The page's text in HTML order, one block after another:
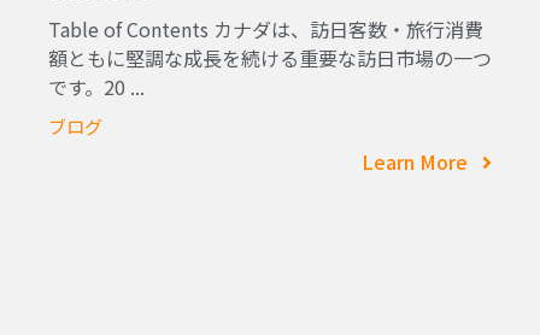
Table of Contents カナダは、訪日客数・旅行消費
額ともに堅調な成長を続ける重要な訪日市場の一つ
です。20 ...
ブログ
Learn More